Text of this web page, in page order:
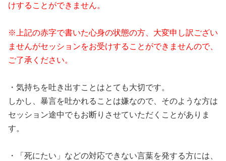
けすることができません。
※上記の赤字で書いた心身の状態の方、大変申し訳ござい
ませんがセッションをお受けすることができませんので、
ご了承ください。
・気持ちを吐き出すことはとても大切です。
しかし、暴言を吐かれることは嫌なので、そのような方は
セッション途中でもお断りさせていただくことがありま
す。
・「死にたい」などの対応できない言葉を発する方には、